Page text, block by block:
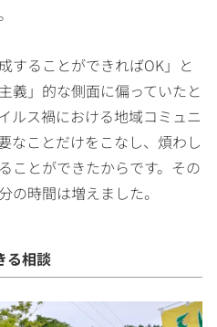
することができればOK」と
義」的な側面に偏っていたと
ルス禍における地域コミュニ
なことだけをこなし、煩わし
ことができたからです。その
の時間は増えました。
る相談